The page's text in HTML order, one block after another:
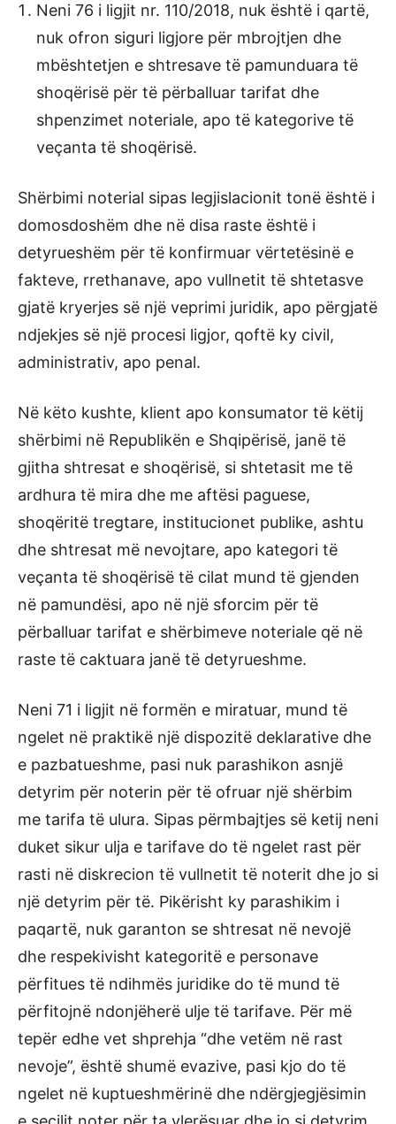
Neni 76 i ligjit nr. 110/2018, nuk është i qartë,
nuk ofron siguri ligjore për mbrojtjen dhe
mbështetjen e shtresave të pamunduara të
shoqërisë për të përballuar tarifat dhe
shpenzimet noteriale, apo të kategorive të
veçanta të shoqërisë.
Shërbimi noterial sipas legjislacionit tonë është i
domosdoshëm dhe në disa raste është i
detyrueshëm për të konfirmuar vërtetësinë e
fakteve, rrethanave, apo vullnetit të shtetasve
gjatë kryerjes së një veprimi juridik, apo përgjatë
ndjekjes së një procesi ligjor, qoftë ky civil,
administrativ, apo penal.
Në këto kushte, klient apo konsumator të këtij
shërbimi në Republikën e Shqipërisë, janë të
gjitha shtresat e shoqërisë, si shtetasit me të
ardhura të mira dhe me aftësi paguese,
shoqëritë tregtare, institucionet publike, ashtu
dhe shtresat më nevojtare, apo kategori të
veçanta të shoqërisë të cilat mund të gjenden
në pamundësi, apo në një sforcim për të
përballuar tarifat e shërbimeve noteriale që në
raste të caktuara janë të detyrueshme.
Neni 71 i ligjit në formën e miratuar, mund të
ngelet në praktikë një dispozitë deklarative dhe
e pazbatueshme, pasi nuk parashikon asnjë
detyrim për noterin për të ofruar një shërbim
me tarifa të ulura. Sipas përmbajtjes së ketij neni
duket sikur ulja e tarifave do të ngelet rast për
rasti në diskrecion të vullnetit të noterit dhe jo si
një detyrim për të. Pikërisht ky parashikim i
paqartë, nuk garanton se shtresat në nevojë
dhe respekivisht kategoritë e personave
përfitues të ndihmës juridike do të mund të
përfitojnë ndonjëherë ulje të tarifave. Për më
tepër edhe vet shprehja “dhe vetëm në rast
nevoje”, është shumë evazive, pasi kjo do të
ngelet në kuptueshmërinë dhe ndërgjegjësimin